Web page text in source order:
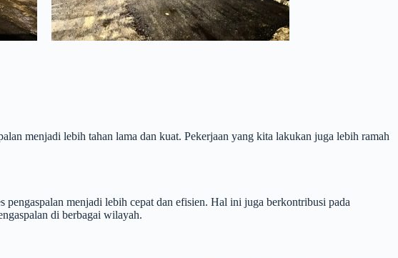
menjadi lebih tahan lama dan kuat. Pekerjaan yang kita lakukan juga lebih ramah
menjadi lebih cepat dan efisien. Hal ini juga berkontribusi pada
di berbagai wilayah.